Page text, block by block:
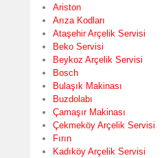
Ariston
Arıza Kodları
Ataşehir Arçelik Servisi
Beko Servisi
Beykoz Arçelik Servisi
Bosch
Bulaşık Makinası
Buzdolabı
Çamaşır Makinası
Çekmeköy Arçelik Servisi
Fırın
Kadıköy Arçelik Servisi